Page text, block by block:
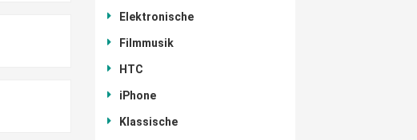
Elektronische
Filmmusik
HTC
iPhone
Klassische